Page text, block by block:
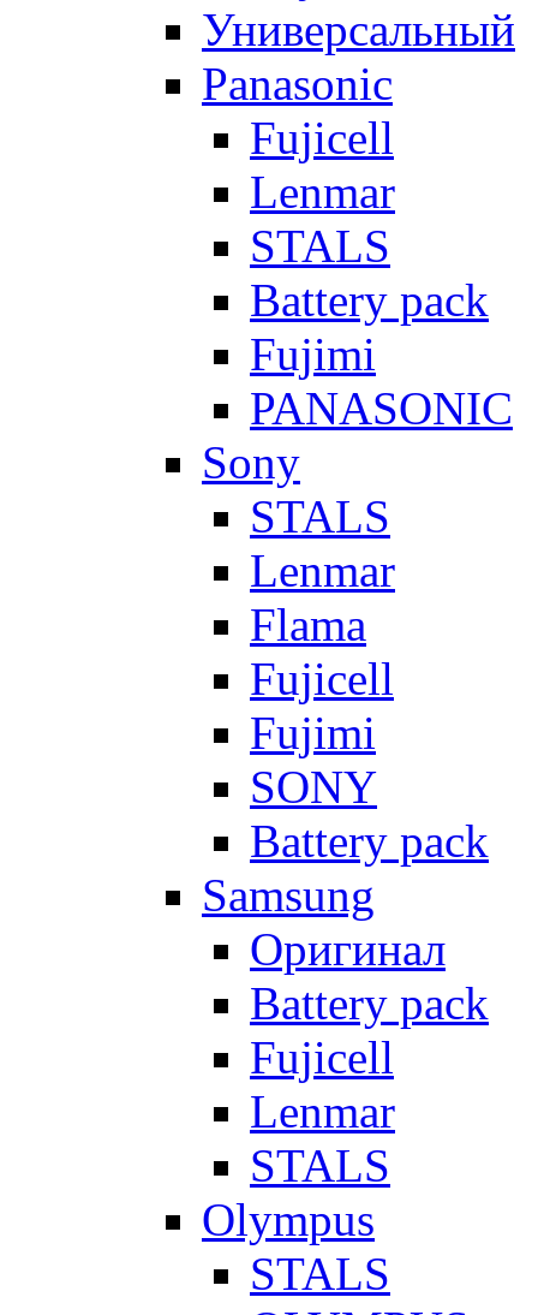
Универсальный
Panasonic
Fujicell
Lenmar
STALS
Battery pack
Fujimi
PANASONIC
Sony
STALS
Lenmar
Flama
Fujicell
Fujimi
SONY
Battery pack
Samsung
Оригинал
Battery pack
Fujicell
Lenmar
STALS
Olympus
STALS